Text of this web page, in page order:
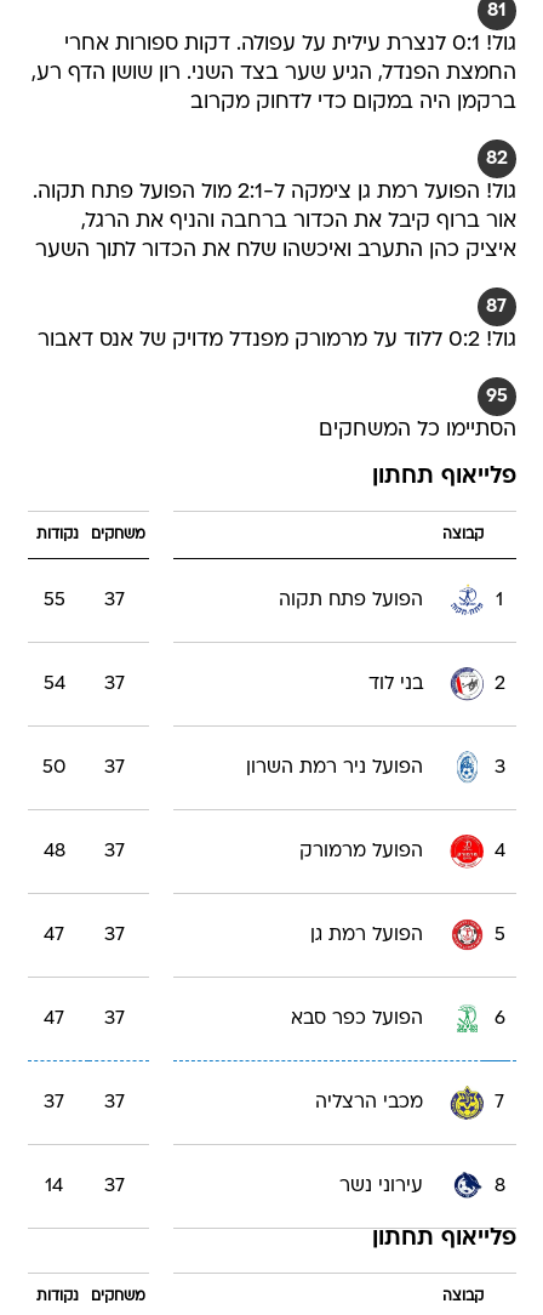
81
גול! 0:1 לנצרת עילית על עפולה. דקות ספורות אחרי
החמצת הפנדל, הגיע שער בצד השני. רון שושן הדף רע,
ברקמן היה במקום כדי לדחוק מקרוב
82
גול! הפועל רמת גן צימקה ל-2:1 מול הפועל פתח תקוה.
אור ברוף קיבל את הכדור ברחבה והניף את הרגל,
איציק כהן התערב ואיכשהו שלח את הכדור לתוך השער
87
גול! 0:2 ללוד על מרמורק מפנדל מדויק של אנס דאבור
95
הסתיימו כל המשחקים
פלייאוף תחתון
קבוצה משחקים נקודות
1 הפועל פתח תקוה 37
55
2 בני לוד 37
54
3 הפועל ניר רמת השרון 37
50
4 הפועל מרמורק 37
48
5 הפועל רמת גן 37
47
6 הפועל כפר סבא 37
47
7 מכבי הרצליה 37
37
8 עירוני נשר 37
14
פלייאוף תחתון
קבוצה משחקים נקודות